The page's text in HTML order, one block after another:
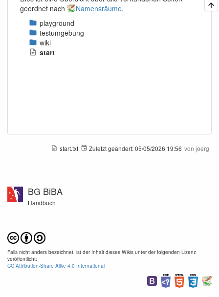
geordnet nach
Namensräume.
playground
testumgebung
wiki
start
start.txt Zuletzt geändert:05/05/2026 19:56 von joerg
BG BiBA
Handbuch
Falls nicht anders bezeichnet, ist der Inhalt dieses Wikis unter der folgenden Lizenz
veröffentlicht:
CC Attribution-Share Alike 4.0 International